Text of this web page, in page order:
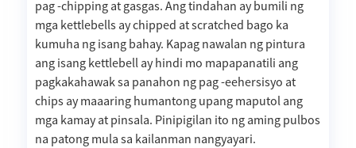
pag -chipping at gasgas. Ang tindahan ay bumili ng
mga kettlebells ay chipped at scratched bago ka
kumuha ng isang bahay. Kapag nawalan ng pintura
ang isang kettlebell ay hindi mo mapapanatili ang
pagkakahawak sa panahon ng pag -eehersisyo at
chips ay maaaring humantong upang maputol ang
mga kamay at pinsala. Pinipigilan ito ng aming pulbos
na patong mula sa kailanman nangyayari.